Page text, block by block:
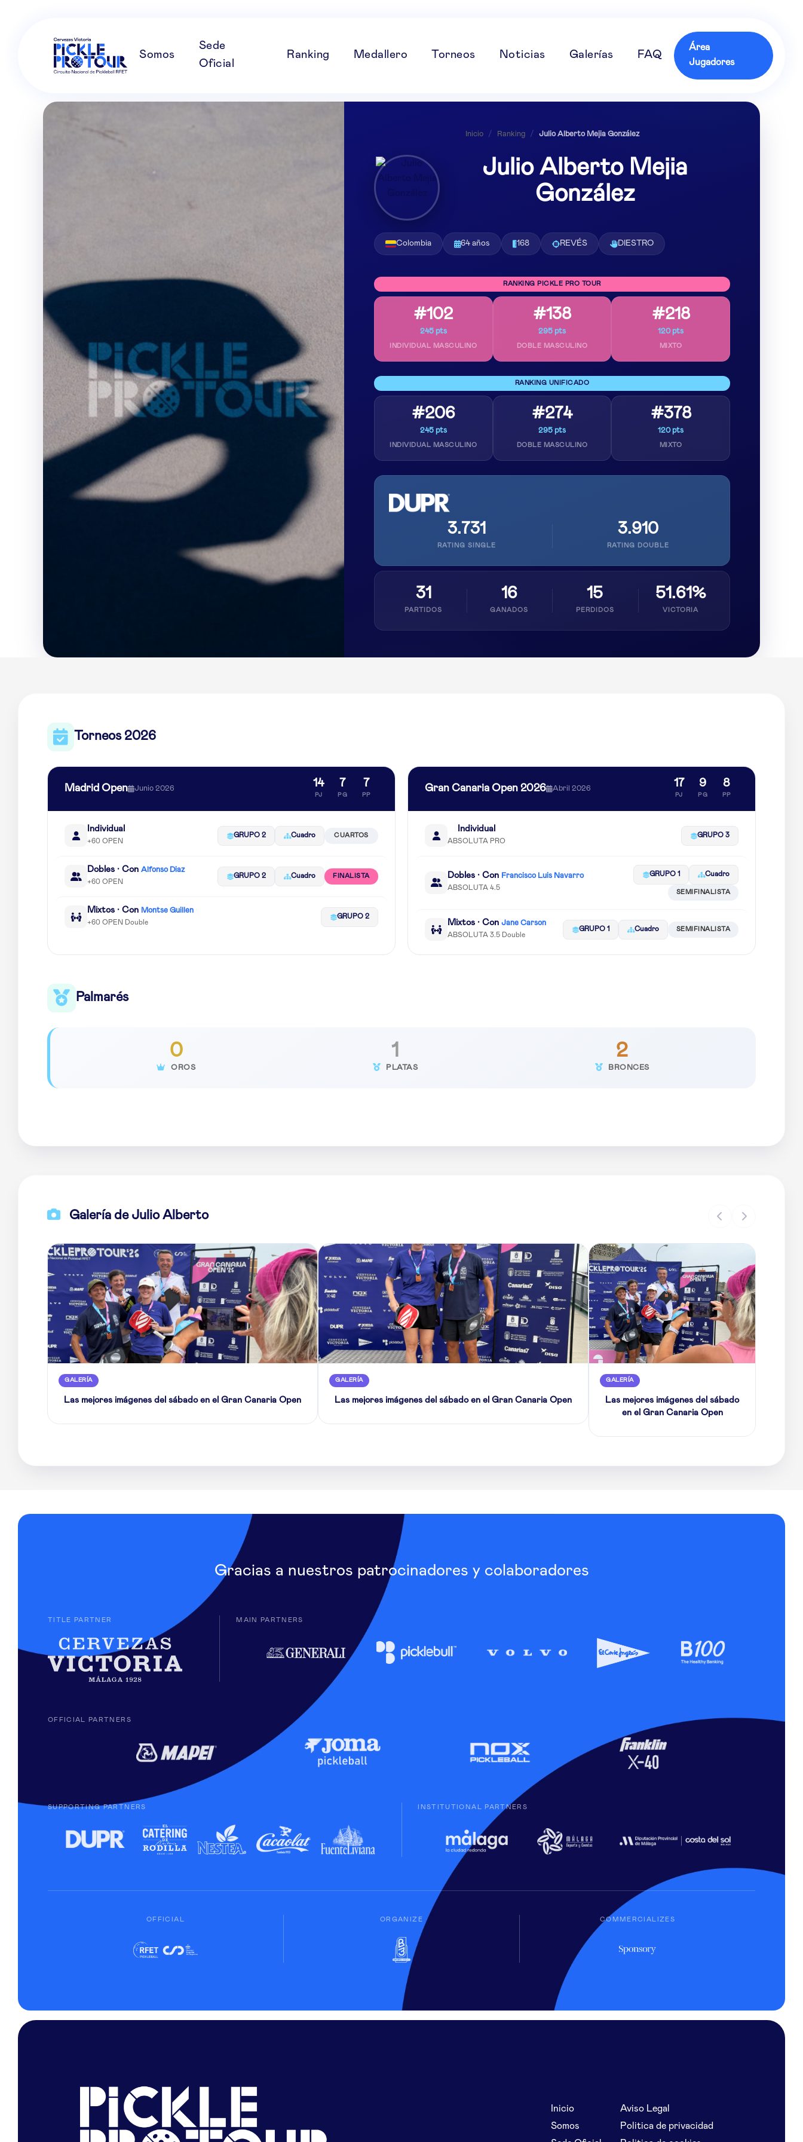
Somos
Sede
Oficial
Ranking Medallero Torneos Noticias Galerías FAQ
Área
Jugadores
Inicio / Ranking / Julio Alberto Mejia González
Julio Alberto Mejia
González
Colombia 64 años 168 REVÉS DIESTRO
RANKING PICKLE PRO TOUR
#102
245 pts
INDIVIDUAL MASCULINO
#138
295 pts
DOBLE MASCULINO
#218
120 pts
MIXTO
RANKING UNIFICADO
#206
245 pts
INDIVIDUAL MASCULINO
#274
295 pts
DOBLE MASCULINO
#378
120 pts
MIXTO
3.731
RATING SINGLE
3.910
RATING DOUBLE
31
PARTIDOS
16
GANADOS
15
PERDIDOS
51.61%
VICTORIA
Torneos 2026
Madrid Open Junio 2026 14
PJ
7
PG
7
PP
Individual
+60 OPEN
GRUPO 2 Cuadro CUARTOS
Dobles · Con Alfonso Diaz
+60 OPEN
GRUPO 2 Cuadro FINALISTA
Mixtos · Con Montse Guillen
+60 OPEN Double
GRUPO 2
Gran Canaria Open 2026 Abril 2026 17
PJ
9
PG
8
PP
Individual
ABSOLUTA PRO
GRUPO 3
Dobles · Con Francisco Luis Navarro
ABSOLUTA 4.5
GRUPO 1 Cuadro
SEMIFINALISTA
Mixtos · Con Jane Carson
ABSOLUTA 3.5 Double
GRUPO 1 Cuadro SEMIFINALISTA
Palmarés
0
OROS
1
PLATAS
2
BRONCES
Galería de Julio Alberto
GALERÍA
Las mejores imágenes del sábado en el Gran Canaria Open
GALERÍA
Las mejores imágenes del sábado en el Gran Canaria Open
GALERÍA
Las mejores imágenes del sábado
en el Gran Canaria Open
Gracias a nuestros patrocinadores y colaboradores
TITLE PARTNER MAIN PARTNERS
OFFICIAL PARTNERS
SUPPORTING PARTNERS INSTITUTIONAL PARTNERS
OFFICIAL ORGANIZE COMMERCIALIZES
Inicio
Somos
Aviso Legal
Politica de privacidad